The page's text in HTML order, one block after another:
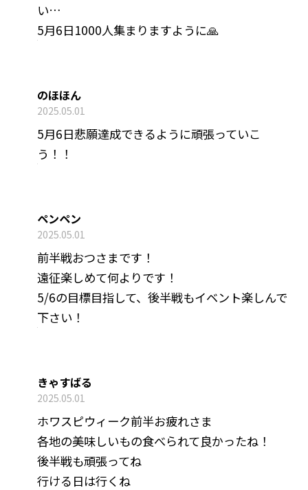
い…
5月6日1000人集まりますように🙏
のほほん
2025.05.01
5月6日悲願達成できるように頑張っていこ
う！！
ペンペン
2025.05.01
前半戦おつさまです！
遠征楽しめて何よりです！
5/6の目標目指して、後半戦もイベント楽しんで
下さい！
きゃすばる
2025.05.01
ホワスピウィーク前半お疲れさま
各地の美味しいもの食べられて良かったね！
後半戦も頑張ってね
行ける日は行くね